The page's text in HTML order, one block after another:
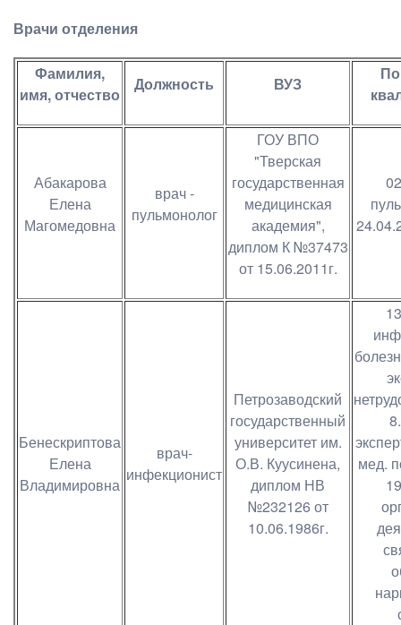
Врачи отделения
Фамилия,
имя, отчество
Должность ВУЗ
Абакарова
Елена
Магомедовна
врач -
пульмонолог
ГОУ ВПО
"Тверская
государственная
медицинская
академия",
диплом К №37473
от 15.06.2011г.
Бенескриптова
Елена
Владимировна
врач-
инфекционист
Петрозаводский
государственный
университет им.
О.В. Куусинена,
диплом НВ
№232126 от
10.06.1986г.
мед.